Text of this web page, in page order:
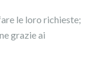
le loro richieste;
grazie ai